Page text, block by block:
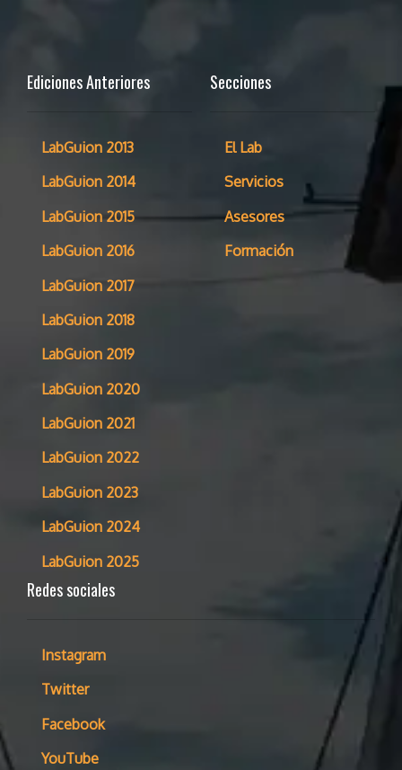
Ediciones Anteriores
LabGuion 2013
LabGuion 2014
LabGuion 2015
LabGuion 2016
LabGuion 2017
LabGuion 2018
LabGuion 2019
LabGuion 2020
LabGuion 2021
LabGuion 2022
LabGuion 2023
LabGuion 2024
LabGuion 2025
Secciones
El Lab
Servicios
Asesores
Formación
Redes sociales
Instagram
Twitter
Facebook
YouTube